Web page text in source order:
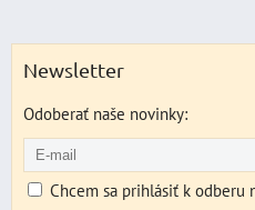
Newsletter
Odoberať naše novinky:
Chcem sa prihlásiť k odberu